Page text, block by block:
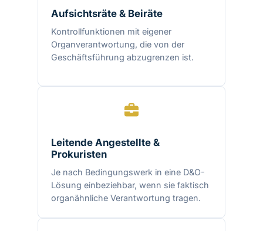
Aufsichtsräte & Beiräte
Kontrollfunktionen mit eigener
Organverantwortung, die von der
Geschäftsführung abzugrenzen ist.
Leitende Angestellte &
Prokuristen
Je nach Bedingungswerk in eine D&O-
Lösung einbeziehbar, wenn sie faktisch
organähnliche Verantwortung tragen.